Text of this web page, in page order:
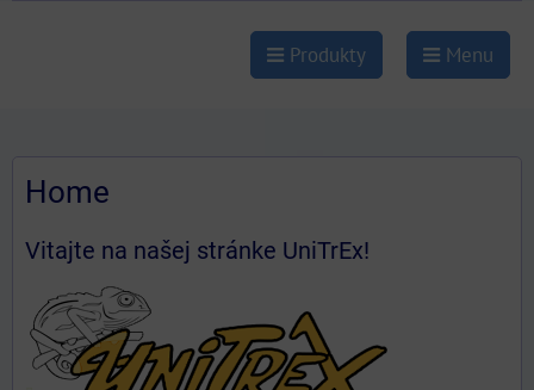
Produkty Menu
Home
Vitajte na našej stránke UniTrEx!